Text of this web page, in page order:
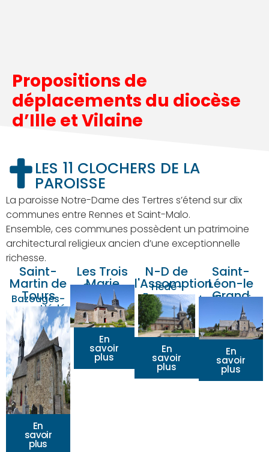
Propositions de
déplacements du diocèse
d’Ille et Vilaine
LES 11 CLOCHERS DE LA
PAROISSE
La paroisse Notre-Dame des Tertres s’étend sur dix
communes entre Rennes et Saint-Malo.
Ensemble, ces communes possèdent un patrimoine
architectural religieux ancien d’une exceptionnelle
richesse.
Saint-
Martin de
Tours
Bazouges-
sous-Hédé
En
savoir
plus
Les Trois
Marie
Cardroc
En
savoir
plus
N-D de
l'Assomption
Hédé-
Bazouges
En
savoir
plus
Saint-
Léon-le
Grand
La Baussaine
En
savoir
plus